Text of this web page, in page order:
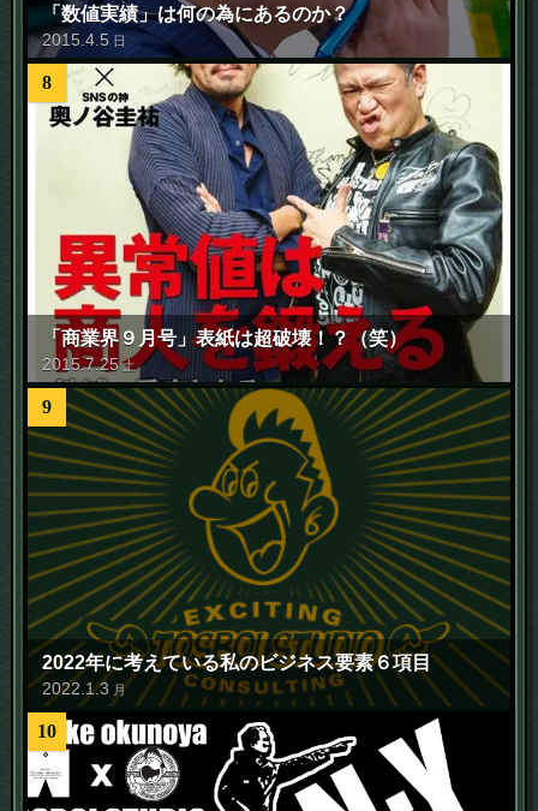
「数値実績」は何の為にあるのか？
2015 .4 .5 日
8
「商業界９月号」表紙は超破壊！？（笑）
2015.7.25 土
9
2022年に考えている私のビジネス要素６項目
2022 1.3 月
10